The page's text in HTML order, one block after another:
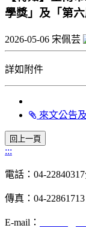
學獎」及「第
2026-05-06 宋佩芸
詳如附件
來文公告
:::
電話：04-
傳真：04-22861713
E-mail：